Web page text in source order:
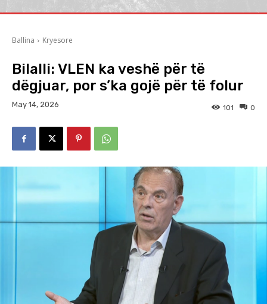
Ballina Kryesore
Bilalli: VLEN ka veshë për të
dëgjuar, por s’ka gojë për të folur
May 14, 2026 0
101